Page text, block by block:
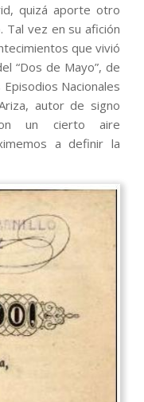
quizá aporte otro
vez en su afición
que vivió
“Dos de Mayo”, de
Nacionales
autor de signo
un cierto aire
a definir la